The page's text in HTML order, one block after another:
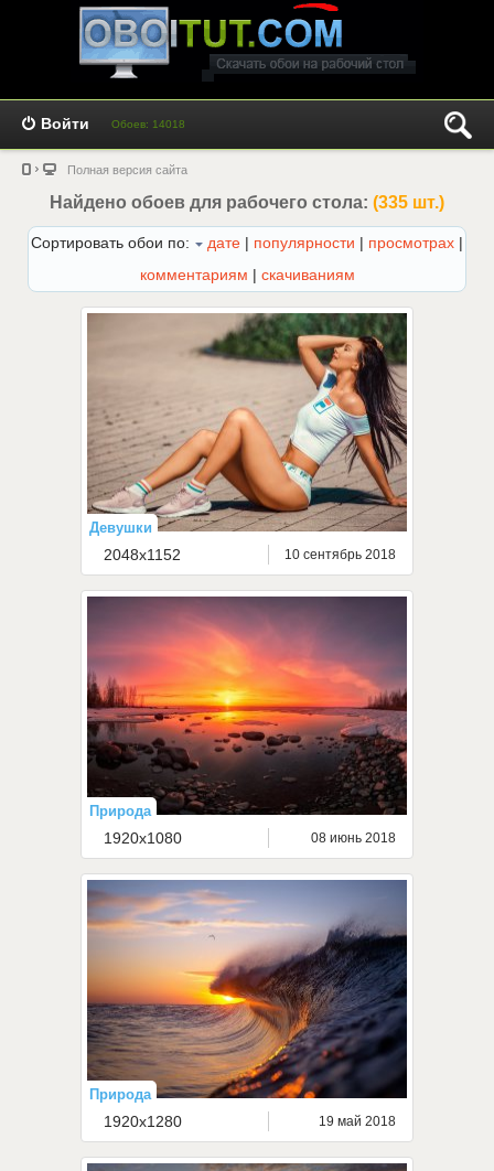
Войти Обоев: 14018
Полная версия сайта
Найдено обоев для рабочего стола: (335 шт.)
Сортировать обои по: дате | популярности | просмотрах |
комментариям | скачиваниям
Девушки
2048x1152 10 сентябрь 2018
Природа
1920x1080 08 июнь 2018
Природа
1920x1280 19 май 2018